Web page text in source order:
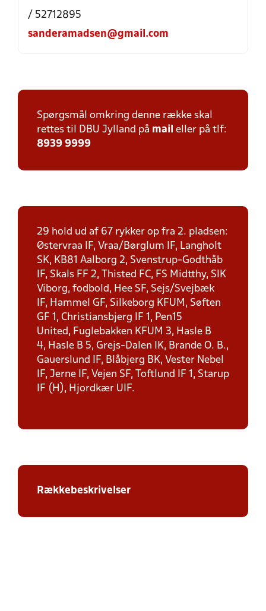
/ 52712895
sanderamadsen@gmail.com
Spørgsmål omkring denne række skal
rettes til DBU Jylland på mail eller på tlf:
8939 9999
29 hold ud af 67 rykker op fra 2. pladsen:
Østervraa IF, Vraa/Børglum IF, Langholt
SK, KB81 Aalborg 2, Svenstrup-Godthåb
IF, Skals FF 2, Thisted FC, FS Midtthy, SIK
Viborg, fodbold, Hee SF, Sejs/Svejbæk
IF, Hammel GF, Silkeborg KFUM, Søften
GF 1, Christiansbjerg IF 1, Pen15
United, Fuglebakken KFUM 3, Hasle B
4, Hasle B 5, Grejs-Dalen IK, Brande O. B.,
Gauerslund IF, Blåbjerg BK, Vester Nebel
IF, Jerne IF, Vejen SF, Toftlund IF 1, Starup
IF (H), Hjordkær UIF.
Rækkebeskrivelser